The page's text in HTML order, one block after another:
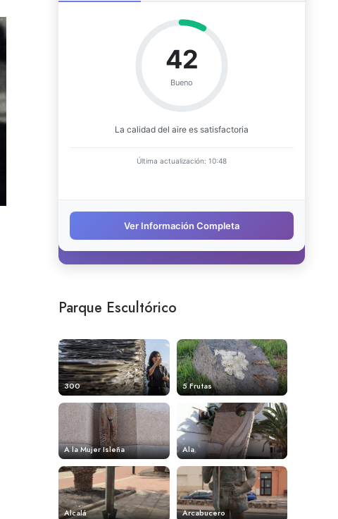
Parque Escultórico
300 5 Frutas
A la Mujer Isleña Ala
Alcalá Arcabucero